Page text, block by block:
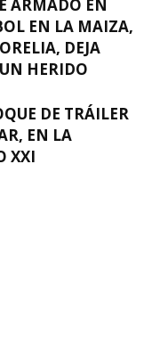
ARMADO EN
EN LA MAIZA,
DEJA
HERIDO
DE TRÁILER
EN LA
XXI